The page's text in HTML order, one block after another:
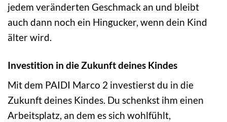
jedem veränderten Geschmack an und bleibt
auch dann noch ein Hingucker, wenn dein Kind
älter wird.
Investition in die Zukunft deines Kindes
Mit dem PAIDI Marco 2 investierst du in die
Zukunft deines Kindes. Du schenkst ihm einen
Arbeitsplatz, an dem es sich wohlfühlt,